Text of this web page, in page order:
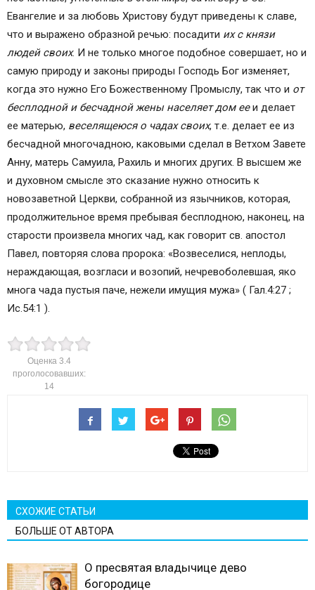
Евангелие и за любовь Христову будут приведены к славе,
что и выражено образной речью: посадити их с князи
людей своих. И не только многое подобное совершает, но и
самую природу и законы природы Господь Бог изменяет,
когда это нужно Его Божественному Промыслу, так что и от
бесплодной и бесчадной жены населяет дом ееи делает
ее матерью, веселящеюся о чадах своих, т.е. делает ее из
бесчадной многочадною, каковыми сделал в Ветхом Завете
Анну, матерь Самуила, Рахиль и многих других. В высшем же
и духовном смысле это сказание нужно относить к
новозаветной Церкви, собранной из язычников, которая,
продолжительное время пребывая бесплодною, наконец, на
старости произвела многих чад, как говорит св. апостол
Павел, повторяя слова пророка: «Возвеселися, неплоды,
нераждающая, возгласи и возопий, нечревоболевшая, яко
многа чада пустыя паче, нежели имущия мужа» ( Гал.4:27 ;
Ис.54:1 ).
Оценка 3.4
проголосовавших:
14
СХОЖИЕ СТАТЬИ
БОЛЬШЕ ОТ АВТОРА
О пресвятая владычице дево
богородице